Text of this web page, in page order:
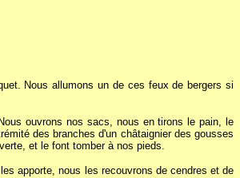
Nous allumons un de ces feux de bergers si
ouvrons nos sacs, nous en tirons le pain, le
des branches d'un châtaignier des gousses
et le font tomber à nos pieds.
apporte, nous les recouvrons de cendres et de